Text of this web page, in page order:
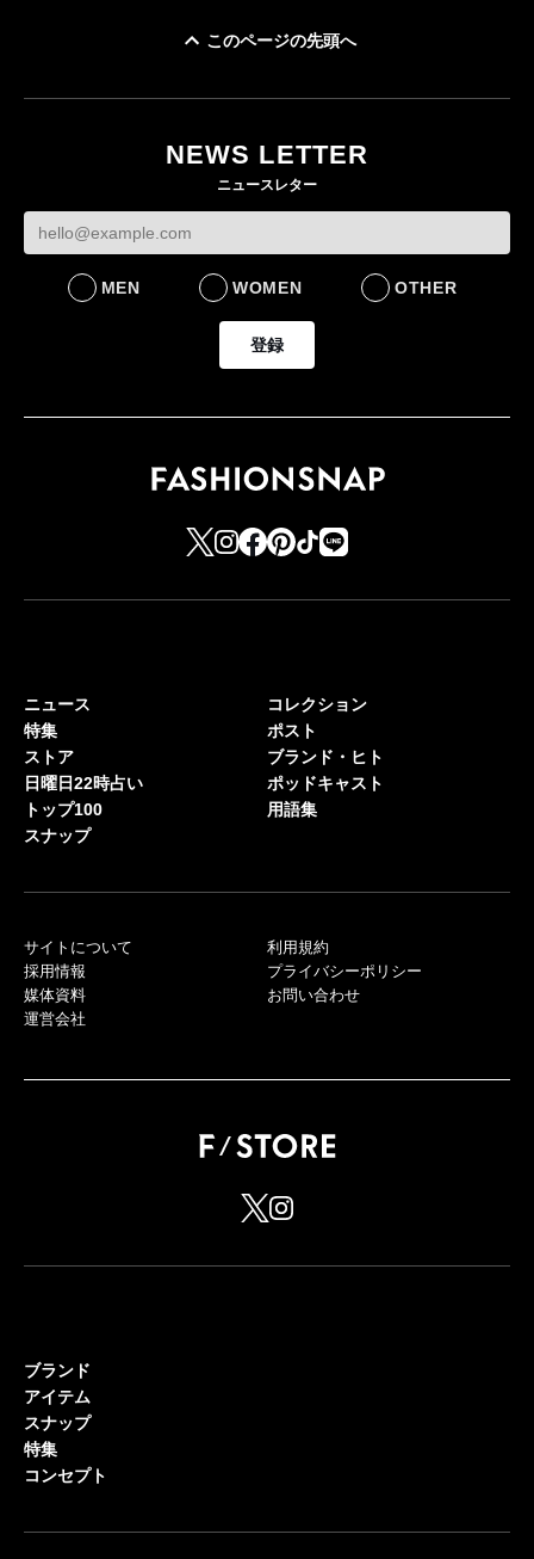
ケットなど7型を発売
をラインナップ
このページの先頭へ
NEWS LETTER
ニュースレター
MEN WOMEN OTHER
登録
ニュース
特集
ストア
日曜日22時占い
トップ100
スナップ
コレクション
ポスト
ブランド・ヒト
ポッドキャスト
用語集
サイトについて
採用情報
媒体資料
運営会社
利用規約
プライバシーポリシー
お問い合わせ
ブランド
アイテム
スナップ
特集
コンセプト